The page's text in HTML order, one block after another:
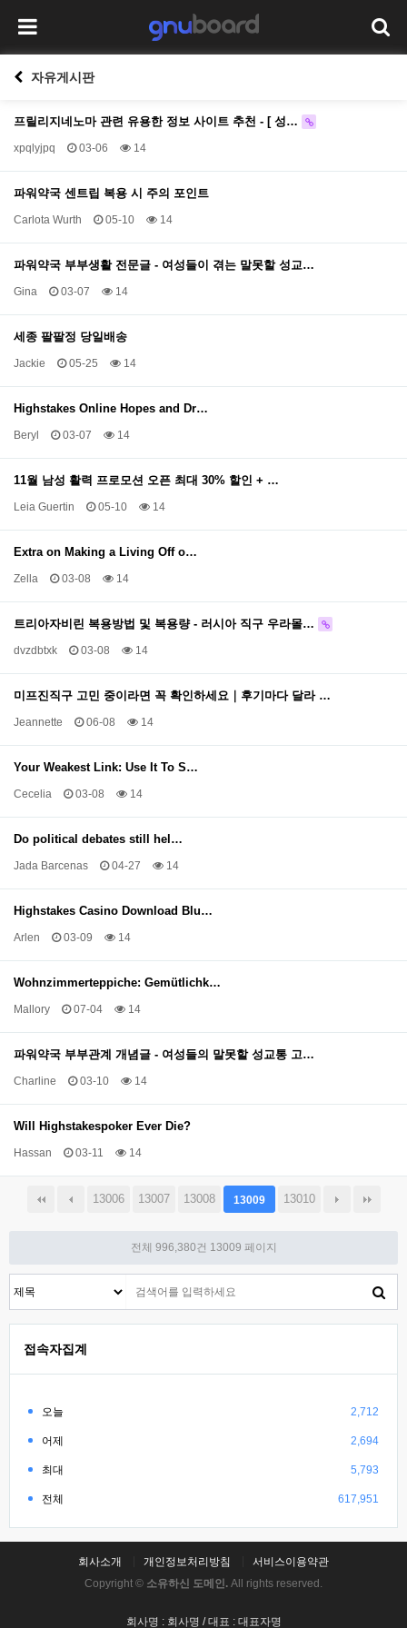
자유게시판
프릴리지네노마 관련 유용한 정보 사이트 추천 - [ 성…
xpqlyjpq 03-06 14
파워약국 센트립 복용 시 주의 포인트
Carlota Wurth 05-10 14
파워약국 부부생활 전문글 - 여성들이 겪는 말못할 성교…
Gina 03-07 14
세종 팔팔정 당일배송
Jackie 05-25 14
Highstakes Online Hopes and Dr…
Beryl 03-07 14
11월 남성 활력 프로모션 오픈 최대 30% 할인 + …
Leia Guertin 05-10 14
Extra on Making a Living Off o…
Zella 03-08 14
트리아자비린 복용방법 및 복용량 - 러시아 직구 우라몰…
dvzdbtxk 03-08 14
미프진직구 고민 중이라면 꼭 확인하세요｜후기마다 달라 …
Jeannette 06-08 14
Your Weakest Link: Use It To S…
Cecelia 03-08 14
Do political debates still hel…
Jada Barcenas 04-27 14
Highstakes Casino Download Blu…
Arlen 03-09 14
Wohnzimmerteppiche: Gemütlichk…
Mallory 07-04 14
파워약국 부부관계 개념글 - 여성들의 말못할 성교통 고…
Charline 03-10 14
Will Highstakespoker Ever Die?
Hassan 03-11 14
13006 13007 13008 13009 13010
전체 996,380건 13009 페이지
접속자집계
오늘 2,712
어제 2,694
최대 5,793
전체 617,951
회사소개 개인정보처리방침
서비스이용약관
Copyright © 소유하신 도메인. All rights reserved.
회사명 : 회사명 / 대표 : 대표자명